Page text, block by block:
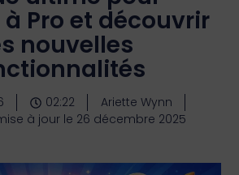
Pro et découvrir
nouvelles
02:22
Ariette Wynn
à jour le 26 décembre 2025